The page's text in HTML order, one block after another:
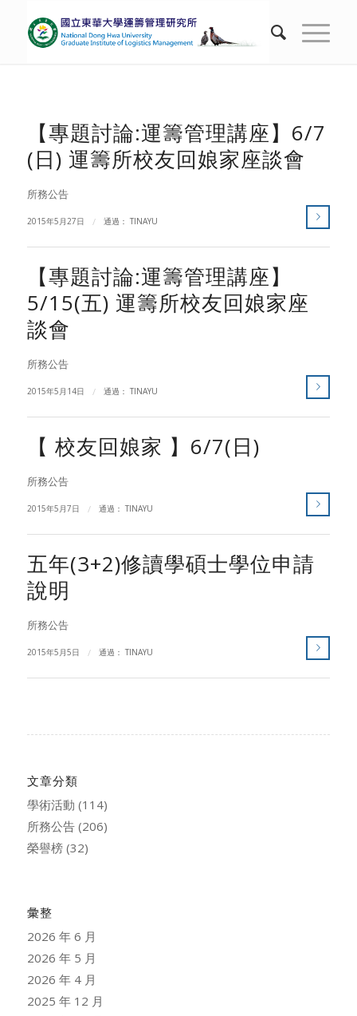
【專題討論:運籌管理講座】6/7
(日) 運籌所校友回娘家座談會
所務公告
2015年5月27日 / 通過： TINAYU
【專題討論:運籌管理講座】
5/15(五) 運籌所校友回娘家座
談會
所務公告
2015年5月14日 / 通過： TINAYU
【 校友回娘家 】6/7(日)
所務公告
2015年5月7日 / 通過： TINAYU
五年(3+2)修讀學碩士學位申請
說明
所務公告
2015年5月5日 / 通過： TINAYU
文章分類
學術活動 (114)
所務公告(206)
榮譽榜(32)
彙整
2026 年 6 月
2026 年 5 月
2026 年 4 月
2025 年 12 月